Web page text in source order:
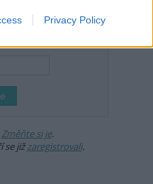
Privacy Policy
Změňte si je.
se jižzaregistrovali.